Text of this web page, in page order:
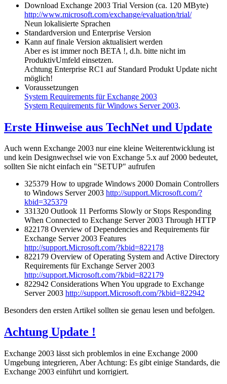
Download Exchange 2003 Trial Version (ca. 120 MByte)
http://www.microsoft.com/exchange/evaluation/trial/
Neun lokalisierte Sprachen
Standardversion und Enterprise Version
Kann auf finale Version aktualisiert werden
Aber es ist immer noch BETA !, d.h. bitte nicht im
ProduktivUmfeld einsetzen.
Achtung Enterprise RC1 auf Standard Produkt Update nicht
möglich!
Voraussetzungen
System Requirements für Exchange 2003
System Requirements für Windows Server 2003.
Erste Hinweise aus TechNet und Update
Auch wenn Exchange 2003 nur eine kleine Weiterentwicklung ist
und kein Designwechsel wie von Exchange 5.x auf 2000 bedeutet,
sollten Sie nicht einfach ein "SETUP" aufrufen
325379 How to upgrade Windows 2000 Domain Controllers
to Windows Server 2003 http://support.Microsoft.com/?
kbid=325379
331320 Outlook 11 Performs Slowly or Stops Responding
When Connected to Exchange Server 2003 Through HTTP
822178 Overview of Dependencies and Requirements für
Exchange Server 2003 Features
http://support.Microsoft.com/?kbid=822178
822179 Overview of Operating System and Active Directory
Requirements für Exchange Server 2003
http://support.Microsoft.com/?kbid=822179
822942 Considerations When You upgrade to Exchange
Server 2003 http://support.Microsoft.com/?kbid=822942
Besonders den ersten Artikel sollten sie genau lesen und befolgen.
Achtung Update !
Exchange 2003 lässt sich problemlos in eine Exchange 2000
Umgebung integrieren, Aber Achtung: Es gibt einige Standards, die
Exchange 2003 einführt und korrigiert.